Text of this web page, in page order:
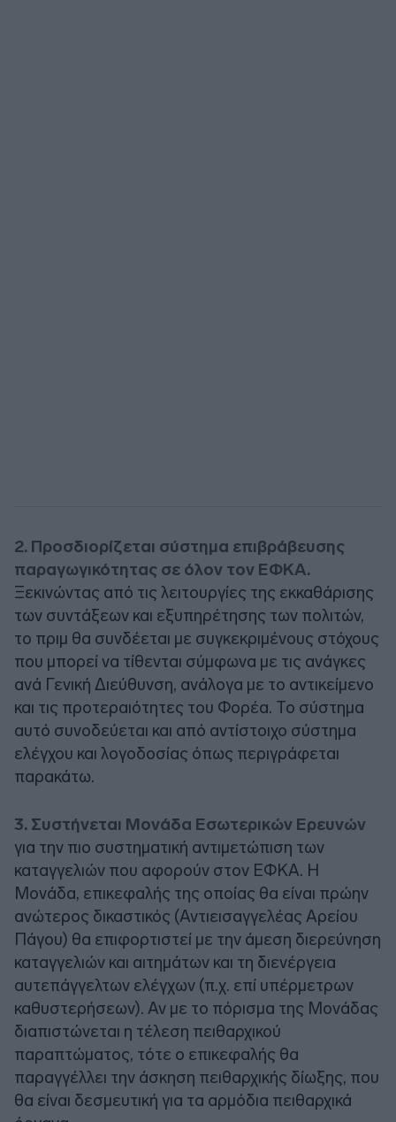
2. Προσδιορίζεται σύστημα επιβράβευσης
παραγωγικότητας σε όλον τον ΕΦΚΑ.
Ξεκινώντας από τις λειτουργίες της εκκαθάρισης
των συντάξεων και εξυπηρέτησης των πολιτών,
το πριμ θα συνδέεται με συγκεκριμένους στόχους
που μπορεί να τίθενται σύμφωνα με τις ανάγκες
ανά Γενική Διεύθυνση, ανάλογα με το αντικείμενο
και τις προτεραιότητες του Φορέα. Το σύστημα
αυτό συνοδεύεται και από αντίστοιχο σύστημα
ελέγχου και λογοδοσίας όπως περιγράφεται
παρακάτω.
3. Συστήνεται Μονάδα Εσωτερικών Ερευνών
για την πιο συστηματική αντιμετώπιση των
καταγγελιών που αφορούν στον ΕΦΚΑ. Η
Μονάδα, επικεφαλής της οποίας θα είναι πρώην
ανώτερος δικαστικός (Αντιεισαγγελέας Αρείου
Πάγου) θα επιφορτιστεί με την άμεση διερεύνηση
καταγγελιών και αιτημάτων και τη διενέργεια
αυτεπάγγελτων ελέγχων (π.χ. επί υπέρμετρων
καθυστερήσεων). Αν με το πόρισμα της Μονάδας
διαπιστώνεται η τέλεση πειθαρχικού
παραπτώματος, τότε ο επικεφαλής θα
παραγγέλλει την άσκηση πειθαρχικής δίωξης, που
θα είναι δεσμευτική για τα αρμόδια πειθαρχικά